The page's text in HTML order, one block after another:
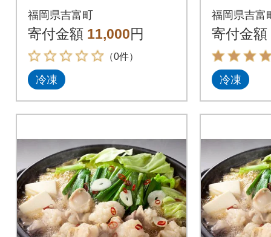
ん酢セット_吉富町
福岡県吉富町
寄付金額 11,000円
（0件）
冷凍
切)セッ
福岡県吉富
寄付金額
冷凍